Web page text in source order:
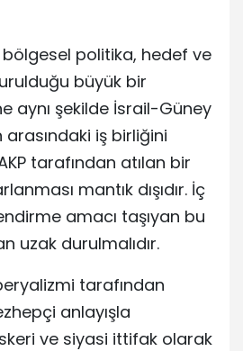
bölgesel politika, hedef ve
büyük bir
aynı şekilde İsrail-Güney
arasındaki iş birliğini
tarafından atılan bir
mantık dışıdır. İç
amacı taşıyan bu
uzak durulmalıdır.
tarafından
anlayışla
ve siyasi ittifak olarak